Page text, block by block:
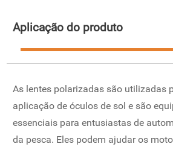
Aplicação do produto
As lentes polarizadas são utilizadas
aplicação de óculos de sol e são
essenciais para entusiastas de
da pesca. Eles podem ajudar os